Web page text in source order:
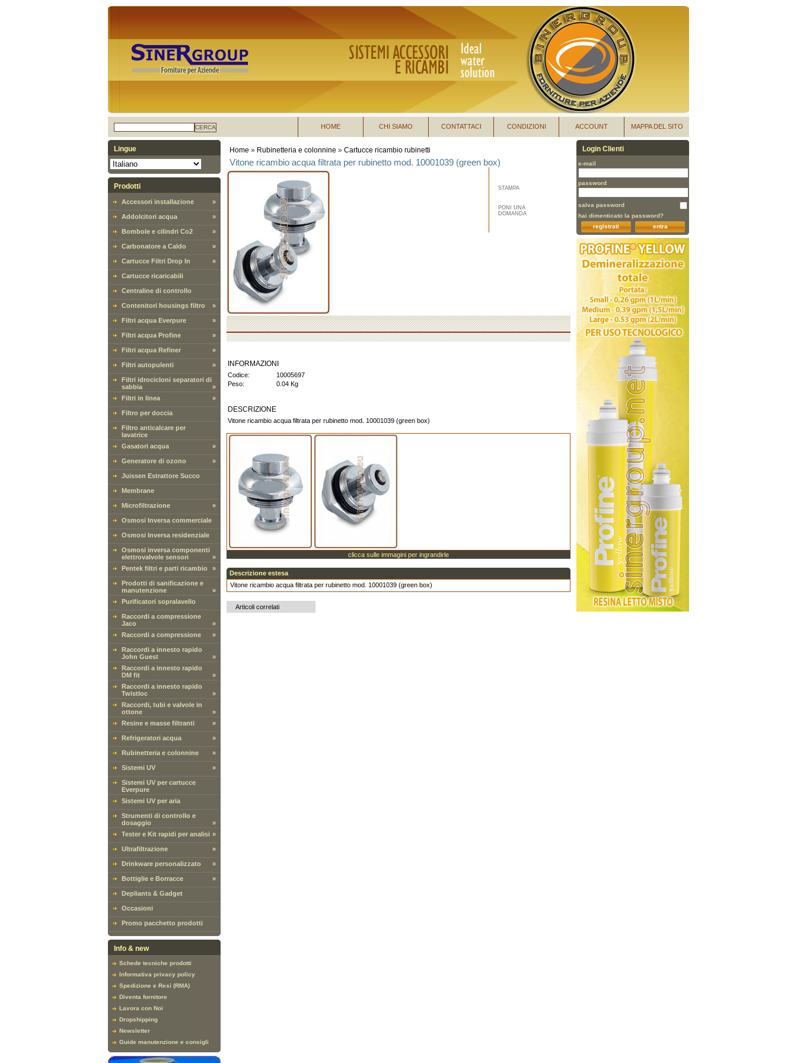
CERCA MAPPA DEL SITO
ACCOUNT
CONDIZIONI
CONTATTACI
CHI SIAMO
HOME
Lingue
Prodotti
Accessori installazione »
Addolcitori acqua »
Bombole e cilindri Co2 »
Carbonatore a Caldo »
Cartucce Filtri Drop In »
Cartucce ricaricabili
Centraline di controllo
Contenitori housings filtro »
Filtri acqua Everpure »
Filtri acqua Profine »
Filtri acqua Refiner »
Filtri autopulenti »
Filtri idrocicloni separatori di
sabbia
»
Filtri in linea
»
Filtro per doccia
Filtro anticalcare per
lavatrice
Gasatori acqua
»
Generatore di ozono »
Juissen Estrattore Succo
Membrane
Microfiltrazione »
Osmosi Inversa commerciale
Osmosi Inversa residenziale
Osmosi inversa componenti
elettrovalvole sensori
»
Pentek filtri e parti ricambio
»
Prodotti di sanificazione e
manutenzione
»
Purificatori sopralavello
Raccordi a compressione
Jaco
»
Raccordi a compressione
»
Raccordi a innesto rapido
John Guest
»
Raccordi a innesto rapido
DM fit
»
Raccordi a innesto rapido
Twistloc
»
Raccordi, tubi e valvole in
ottone
»
Resine e masse filtranti
»
Refrigeratori acqua »
Rubinetteria e colonnine »
Sistemi UV »
Sistemi UV per cartucce
Everpure
Sistemi UV per aria
Strumenti di controllo e
dosaggio
»
Tester e Kit rapidi per analisi »
Ultrafiltrazione »
Drinkware personalizzato »
Bottiglie e Borracce »
Depliants & Gadget
Occasioni
Promo pacchetto prodotti
Info & new
Schede tecniche prodotti
Informativa privacy policy
Spedizione e Resi (RMA)
Diventa fornitore
Lavora con Noi
Dropshipping
Newsletter
Guide manutenzione e consigli
Home » Rubinetteria e colonnine » Cartucce ricambio rubinetti
Vitone ricambio acqua filtrata per rubinetto mod. 10001039 (green box)
STAMPA
PONI UNA
DOMANDA
INFORMAZIONI
Codice:
10005697
Peso:
0.04 Kg
DESCRIZIONE
Vitone ricambio acqua filtrata per rubinetto mod. 10001039 (green box)
clicca sulle immagini per ingrandirle
Descrizione estesa
Vitone ricambio acqua filtrata per rubinetto mod. 10001039 (green box)
Articoli correlati
Login Clienti
e-mail
password
salva password
hai dimenticato la password?
entra
registrati